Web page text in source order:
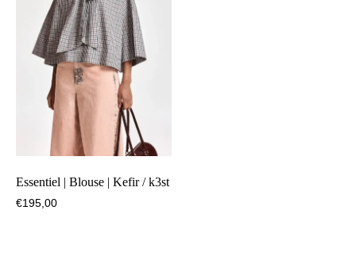
Essentiel | Blouse | Kefir / k3st
€195,00